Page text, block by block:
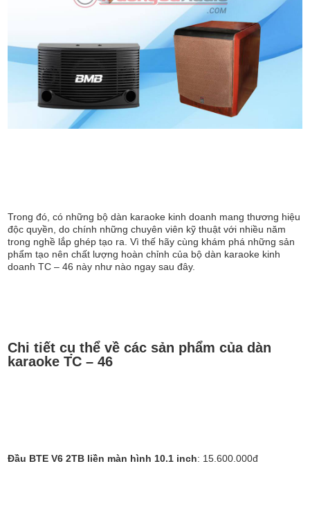
Trong đó, có những bộ dàn karaoke kinh doanh mang thương hiệu
độc quyền, do chính những chuyên viên kỹ thuật với nhiều năm
trong nghề lắp ghép tạo ra. Vì thế hãy cùng khám phá những sản
phẩm tạo nên chất lượng hoàn chỉnh của bộ dàn karaoke kinh
doanh TC – 46 này như nào ngay sau đây.
Chi tiết cụ thể về các sản phẩm của dàn
karaoke TC – 46
Đầu BTE V6 2TB liền màn hình 10.1 inch: 15.600.000đ